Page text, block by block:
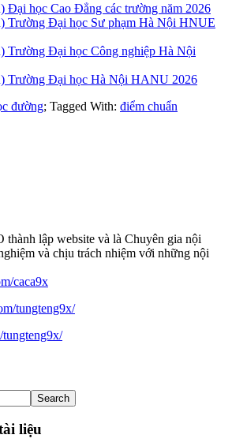
Đại học Cao Đẳng các trường năm 2026
Trường Đại học Sư phạm Hà Nội HNUE
Trường Đại học Công nghiệp Hà Nội
Trường Đại học Hà Nội HANU 2026
đường; Tagged With: điểm chuẩn
thành lập website và là Chuyên gia nội
và chịu trách nhiệm với những nội
caca9x
tungteng9x/
tungteng9x/
liệu